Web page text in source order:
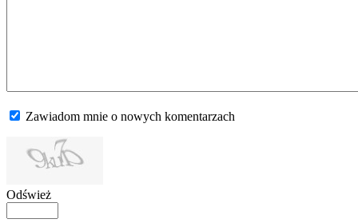
Zawiadom mnie o nowych komentarzach
Odśwież